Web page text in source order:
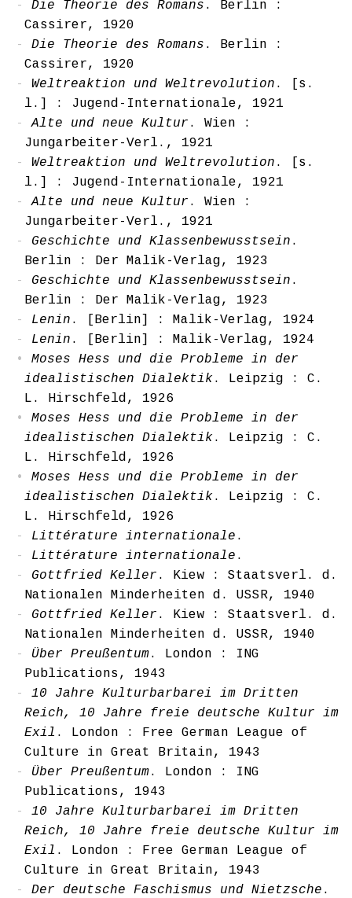
Die Theorie des Romans . Berlin :
Cassirer, 1920
Die Theorie des Romans . Berlin :
Cassirer, 1920
Weltreaktion und Weltrevolution . [s.
l.] : Jugend-Internationale, 1921
Alte und neue Kultur . Wien :
Jungarbeiter-Verl., 1921
Weltreaktion und Weltrevolution . [s.
l.] : Jugend-Internationale, 1921
Alte und neue Kultur . Wien :
Jungarbeiter-Verl., 1921
Geschichte und Klassenbewusstsein .
Berlin : Der Malik-Verlag, 1923
Geschichte und Klassenbewusstsein .
Berlin : Der Malik-Verlag, 1923
Lenin . [Berlin] : Malik-Verlag, 1924
Lenin . [Berlin] : Malik-Verlag, 1924
Moses Hess und die Probleme in der
idealistischen Dialektik . Leipzig : C.
L. Hirschfeld, 1926
Moses Hess und die Probleme in der
idealistischen Dialektik . Leipzig : C.
L. Hirschfeld, 1926
Moses Hess und die Probleme in der
idealistischen Dialektik . Leipzig : C.
L. Hirschfeld, 1926
Littérature internationale .
Littérature internationale .
Gottfried Keller . Kiew : Staatsverl. d.
Nationalen Minderheiten d. USSR, 1940
Gottfried Keller . Kiew : Staatsverl. d.
Nationalen Minderheiten d. USSR, 1940
Über Preußentum. London : ING
Publications, 1943
10 Jahre Kulturbarbarei im Dritten
Reich, 10 Jahre freie deutsche Kultur im
Exil . London : Free German League of
Culture in Great Britain, 1943
Über Preußentum. London : ING
Publications, 1943
10 Jahre Kulturbarbarei im Dritten
Reich, 10 Jahre freie deutsche Kultur im
Exil . London : Free German League of
Culture in Great Britain, 1943
Der deutsche Faschismus und Nietzsche .